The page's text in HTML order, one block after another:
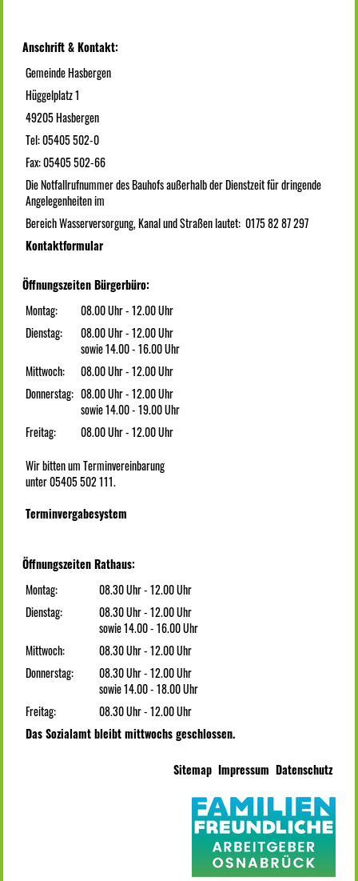
Anschrift & Kontakt:
Gemeinde Hasbergen
Hüggelplatz 1
49205 Hasbergen
Tel: 05405 502-0
Fax: 05405 502-66
Die Notfallrufnummer des Bauhofs außerhalb der Dienstzeit für dringende
Angelegenheiten im
Bereich Wasserversorgung, Kanal und Straßen lautet: 0175 82 87 297
Kontaktformular
Öffnungszeiten Bürgerbüro:
Montag:
08.00 Uhr - 12.00 Uhr
Dienstag:
08.00 Uhr - 12.00 Uhr
sowie 14.00 - 16.00 Uhr
Mittwoch:
08.00 Uhr - 12.00 Uhr
Donnerstag: 08.00 Uhr - 12.00 Uhr
sowie 14.00 - 19.00 Uhr
Freitag:
08.00 Uhr - 12.00 Uhr
Wir bitten um Terminvereinbarung
unter 05405 502 111.
Terminvergabesystem
Öffnungszeiten Rathaus:
Montag:
08.30 Uhr - 12.00 Uhr
Dienstag:
08.30 Uhr - 12.00 Uhr
sowie 14.00 - 16.00 Uhr
Mittwoch:
08.30 Uhr - 12.00 Uhr
Donnerstag:
08.30 Uhr - 12.00 Uhr
sowie 14.00 - 18.00 Uhr
Freitag:
08.30 Uhr - 12.00 Uhr
Das Sozialamt bleibt mittwochs geschlossen.
Sitemap Impressum Datenschutz